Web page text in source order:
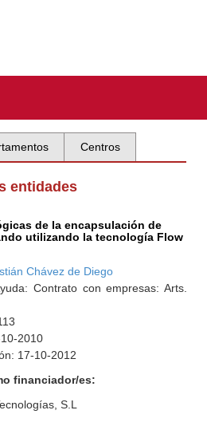
Centros
entidades
de la encapsulación de
utilizando la tecnología Flow
Chávez de Diego
Contrato con empresas: Arts.
2010
17-10-2012
financiador/es:
S.L